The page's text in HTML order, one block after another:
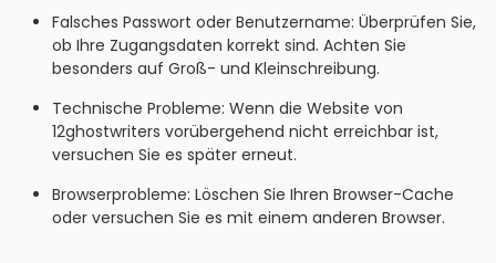
Falsches Passwort oder Benutzername: Überprüfen Sie,
ob Ihre Zugangsdaten korrekt sind. Achten Sie
besonders auf Groß- und Kleinschreibung.
Technische Probleme: Wenn die Website von
12ghostwriters vorübergehend nicht erreichbar ist,
versuchen Sie es später erneut.
Browserprobleme: Löschen Sie Ihren Browser-Cache
oder versuchen Sie es mit einem anderen Browser.